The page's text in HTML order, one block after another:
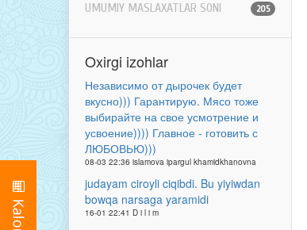
UMUMIY MASLAXATLAR SONI 205
Oxirgi izohlar
Независимо от дырочек будет
вкусно))) Гарантирую. Мясо тоже
выбирайте на свое усмотрение и
усвоение)))) Главное - готовить с
ЛЮБОВЬЮ)))
08-03 22:36 islamova ipargul khamidkhanovna
judayam ciroyli ciqibdi. Bu yiyiwdan
bowqa narsaga yaramidi
16-01 22:41 D i l i m